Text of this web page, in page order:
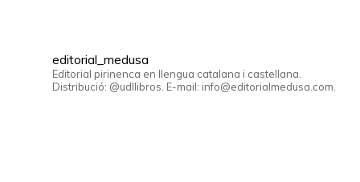
editorial_medusa
Editorial pirinenca en llengua catalana i castellana.
Distribució: @udllibros. E-mail: info@editorialmedusa.com.